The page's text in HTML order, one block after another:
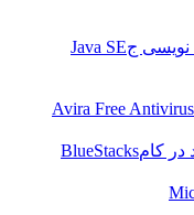
نویسی جJava SE
Avira Free Antivirus
در کامBlueStacks